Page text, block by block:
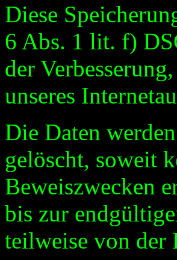
Diese
6 Abs. 1 lit. f)
der
unseres
Die Daten
gelöscht, soweit
Beweiszwecken
bis zur
teilweise von der